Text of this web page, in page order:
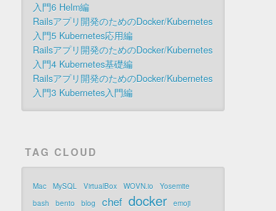
入門6 Helm編
Railsアプリ開発のためのDocker/Kubernetes
入門5 Kubernetes応用編
Railsアプリ開発のためのDocker/Kubernetes
入門4 Kubernetes基礎編
Railsアプリ開発のためのDocker/Kubernetes
入門3 Kubernetes入門編
TAG CLOUD
Mac MySQL VirtualBox WOVN.io
Yosemite
bash
bento blog chef docker
emoji